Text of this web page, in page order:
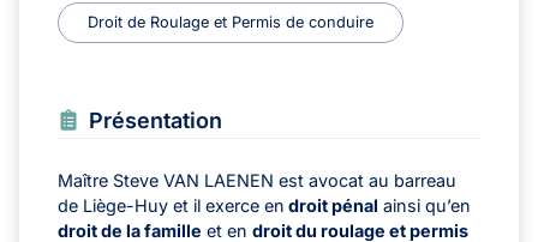
Droit de Roulage et Permis de conduire
Présentation
Maître Steve VAN LAENEN est avocat au barreau
de Liège-Huy et il exerce en droit pénal ainsi qu’en
droit de la famille et en droit du roulage et permis